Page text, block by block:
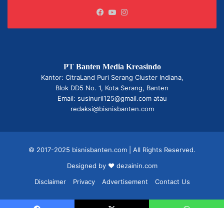
Facebook
YouTube
PT Banten Media Kreasindo
Kantor: CitraLand Puri Serang Cluster Indiana,
Blok DD5 No. 1, Kota Serang, Banten
Email: susinuril125@gmail.com atau
redaksi@bisnisbanten.com
© 2017-2025 bisnisbanten.com | All Rights Reserved.
Designed by ❤ dezainin.com
Disclaimer
Privacy Advertisement Contact Us